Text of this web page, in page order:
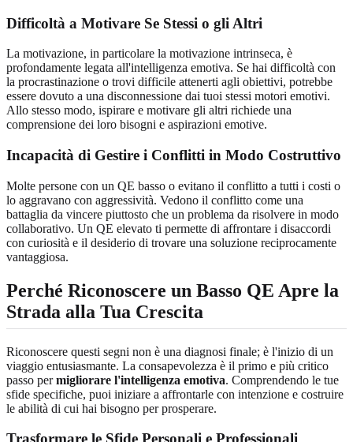
Difficoltà a Motivare Se Stessi o gli Altri
La motivazione, in particolare la motivazione intrinseca, è
profondamente legata all'intelligenza emotiva. Se hai difficoltà con
la procrastinazione o trovi difficile attenerti agli obiettivi, potrebbe
essere dovuto a una disconnessione dai tuoi stessi motori emotivi.
Allo stesso modo, ispirare e motivare gli altri richiede una
comprensione dei loro bisogni e aspirazioni emotive.
Incapacità di Gestire i Conflitti in Modo Costruttivo
Molte persone con un QE basso o evitano il conflitto a tutti i costi o
lo aggravano con aggressività. Vedono il conflitto come una
battaglia da vincere piuttosto che un problema da risolvere in modo
collaborativo. Un QE elevato ti permette di affrontare i disaccordi
con curiosità e il desiderio di trovare una soluzione reciprocamente
vantaggiosa.
Perché Riconoscere un Basso QE Apre la
Strada alla Tua Crescita
Riconoscere questi segni non è una diagnosi finale; è l'inizio di un
viaggio entusiasmante. La consapevolezza è il primo e più critico
passo permigliorare l'intelligenza emotiva. Comprendendo le tue
sfide specifiche, puoi iniziare a affrontarle con intenzione e costruire
le abilità di cui hai bisogno per prosperare.